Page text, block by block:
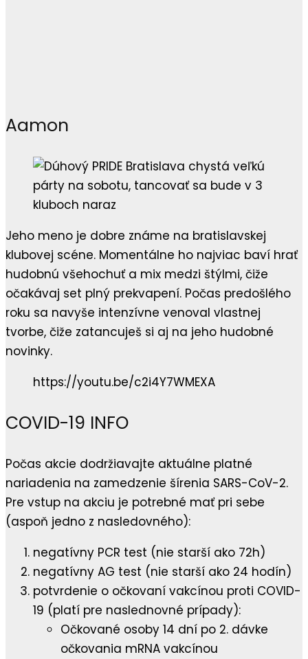
Aamon
Jeho meno je dobre známe na bratislavskej
klubovej scéne. Momentálne ho najviac baví hrať
hudobnú všehochuť a mix medzi štýlmi, čiže
očakávaj set plný prekvapení. Počas predošlého
roku sa navyše intenzívne venoval vlastnej
tvorbe, čiže zatancuješ si aj na jeho hudobné
novinky.
https://youtu.be/c2i4Y7WMEXA
COVID-19 INFO
Počas akcie dodržiavajte aktuálne platné
nariadenia na zamedzenie šírenia SARS-CoV-2.
Pre vstup na akciu je potrebné mať pri sebe
(aspoň jedno z nasledovného):
negatívny PCR test (nie starší ako 72h)
negatívny AG test (nie starší ako 24 hodín)
potvrdenie o očkovaní vakcínou proti COVID-
19 (platí pre naslednovné prípady):
Očkované osoby 14 dní po 2. dávke
očkovania mRNA vakcínou